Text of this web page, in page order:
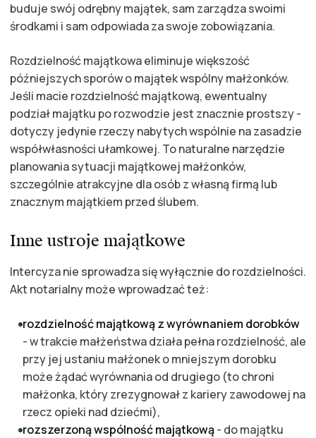
buduje swój odrębny majątek, sam zarządza swoimi
środkami i sam odpowiada za swoje zobowiązania.
Rozdzielność majątkowa eliminuje większość
późniejszych sporów o majątek wspólny małżonków.
Jeśli macie rozdzielność majątkową, ewentualny
podział majątku po rozwodzie jest znacznie prostszy -
dotyczy jedynie rzeczy nabytych wspólnie na zasadzie
współwłasności ułamkowej. To naturalne narzędzie
planowania sytuacji majątkowej małżonków,
szczególnie atrakcyjne dla osób z własną firmą lub
znacznym majątkiem przed ślubem.
Inne ustroje majątkowe
Intercyza nie sprowadza się wyłącznie do rozdzielności.
Akt notarialny może wprowadzać też:
rozdzielność majątkową z wyrównaniem dorobków
- w trakcie małżeństwa działa pełna rozdzielność, ale
przy jej ustaniu małżonek o mniejszym dorobku
może żądać wyrównania od drugiego (to chroni
małżonka, który zrezygnował z kariery zawodowej na
rzecz opieki nad dziećmi),
rozszerzoną wspólność majątkową- do majątku